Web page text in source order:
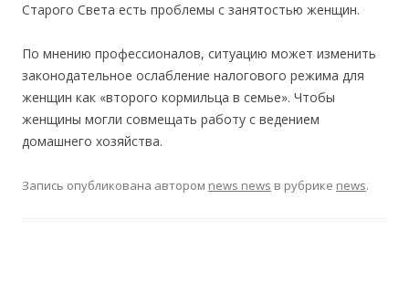
Старого Света есть проблемы с занятостью женщин.
По мнению профессионалов, ситуацию может изменить
законодательное ослабление налогового режима для
женщин как «второго кормильца в семье». Чтобы
женщины могли совмещать работу с ведением
домашнего хозяйства.
Запись опубликована автором news news в рубрике news.